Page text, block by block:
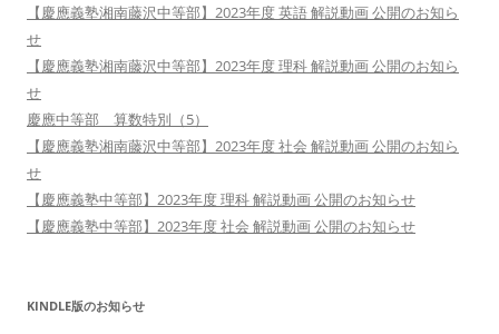
【慶應義塾湘南藤沢中等部】2023年度 英語 解説動画 公開のお知ら
せ
【慶應義塾湘南藤沢中等部】2023年度 理科 解説動画 公開のお知ら
せ
慶應中等部 算数特別（5）
【慶應義塾湘南藤沢中等部】2023年度 社会 解説動画 公開のお知ら
せ
【慶應義塾中等部】2023年度 理科 解説動画 公開のお知らせ
【慶應義塾中等部】2023年度 社会 解説動画 公開のお知らせ
KINDLE版のお知らせ